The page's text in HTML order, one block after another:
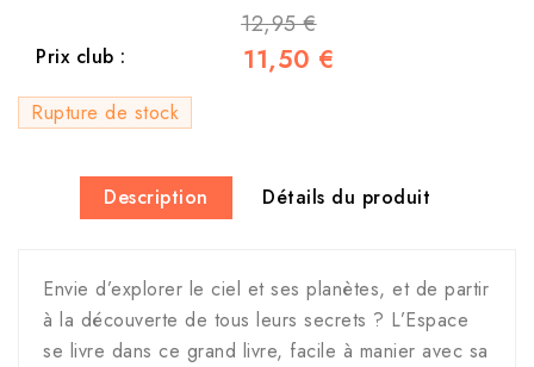
12,95 €
Prix club : 11,50 €
Rupture de stock
Description Détails du produit
Envie d’explorer le ciel et ses planètes, et de partir
à la découverte de tous leurs secrets ? L’Espace
se livre dans ce grand livre, facile à manier avec sa